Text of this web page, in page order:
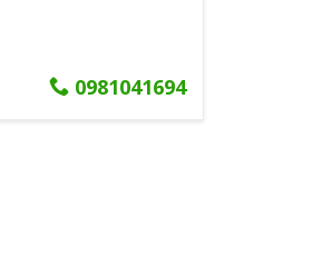
viên. Căn 3 phòng ngủ
0981041694